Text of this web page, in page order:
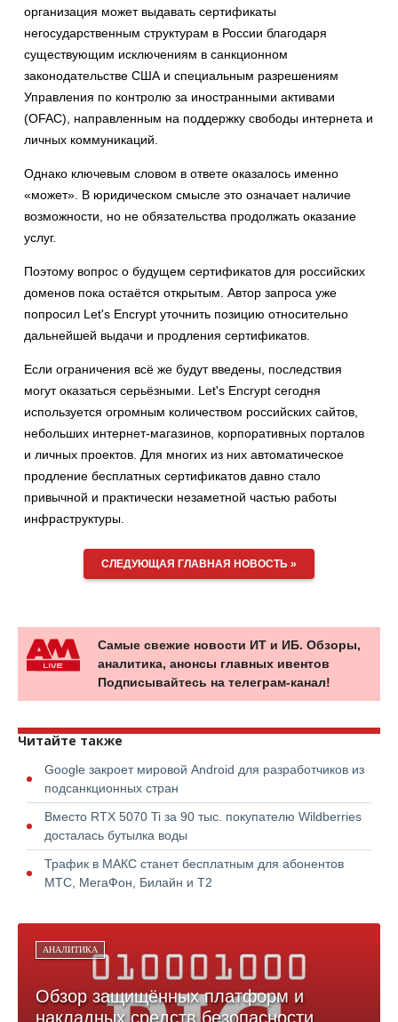
организация может выдавать сертификаты
негосударственным структурам в России благодаря
существующим исключениям в санкционном
законодательстве США и специальным разрешениям
Управления по контролю за иностранными активами
(OFAC), направленным на поддержку свободы интернета и
личных коммуникаций.
Однако ключевым словом в ответе оказалось именно
«может». В юридическом смысле это означает наличие
возможности, но не обязательства продолжать оказание
услуг.
Поэтому вопрос о будущем сертификатов для российских
доменов пока остаётся открытым. Автор запроса уже
попросил Let's Encrypt уточнить позицию относительно
дальнейшей выдачи и продления сертификатов.
Если ограничения всё же будут введены, последствия
могут оказаться серьёзными. Let's Encrypt сегодня
используется огромным количеством российских сайтов,
небольших интернет-магазинов, корпоративных порталов
и личных проектов. Для многих из них автоматическое
продление бесплатных сертификатов давно стало
привычной и практически незаметной частью работы
инфраструктуры.
СЛЕДУЮЩАЯ ГЛАВНАЯ НОВОСТЬ »
Самые свежие новости ИТ и ИБ. Обзоры,
аналитика, анонсы главных ивентов
Подписывайтесь на телеграм-канал!
Читайте также
Google закроет мировой Android для разработчиков из
подсанкционных стран
Вместо RTX 5070 Ti за 90 тыс. покупателю Wildberries
досталась бутылка воды
Трафик в МАКС станет бесплатным для абонентов
МТС, МегаФон, Билайн и Т2
АНАЛИТИКА
Обзор защищённых платформ и
накладных средств безопасности